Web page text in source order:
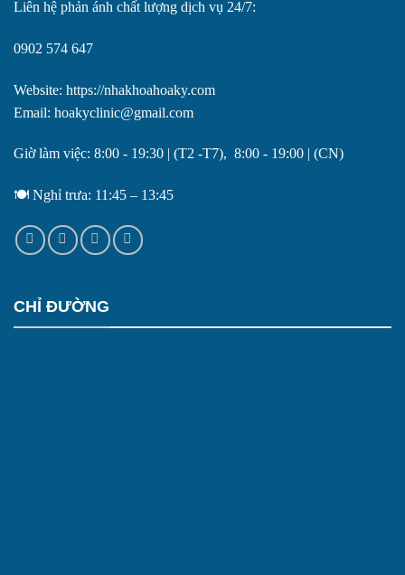
Liên hệ phản ánh chất lượng dịch vụ 24/7:
0902 574 647
Website: https://nhakhoahoaky.com
Email: hoakyclinic@gmail.com
Giờ làm việc: 8:00 - 19:30 | (T2 -T7), 8:00 - 19:00 | (CN)
🍽️ Nghỉ trưa: 11:45 – 13:45
CHỈ ĐƯỜNG